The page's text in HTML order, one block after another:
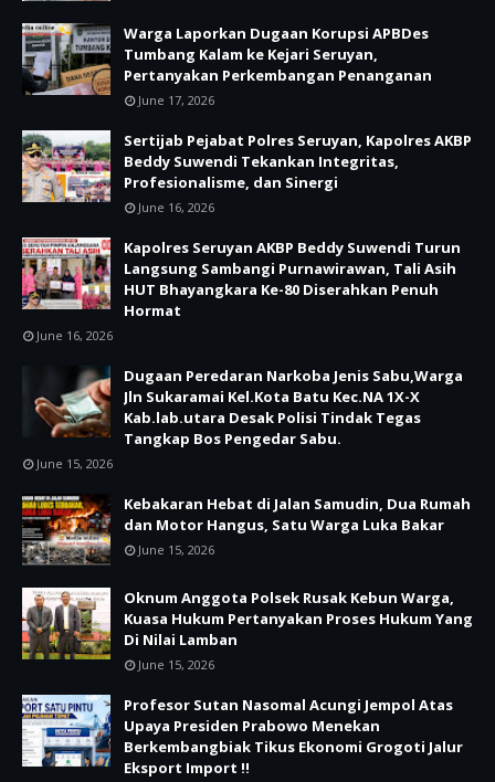
Warga Laporkan Dugaan Korupsi APBDes
Tumbang Kalam ke Kejari Seruyan,
Pertanyakan Perkembangan Penanganan
June 17, 2026
Sertijab Pejabat Polres Seruyan, Kapolres AKBP
Beddy Suwendi Tekankan Integritas,
Profesionalisme, dan Sinergi
June 16, 2026
Kapolres Seruyan AKBP Beddy Suwendi Turun
Langsung Sambangi Purnawirawan, Tali Asih
HUT Bhayangkara Ke-80 Diserahkan Penuh
Hormat
June 16, 2026
Dugaan Peredaran Narkoba Jenis Sabu,Warga
Jln Sukaramai Kel.Kota Batu Kec.NA 1X-X
Kab.lab.utara Desak Polisi Tindak Tegas
Tangkap Bos Pengedar Sabu.
June 15, 2026
Kebakaran Hebat di Jalan Samudin, Dua Rumah
dan Motor Hangus, Satu Warga Luka Bakar
June 15, 2026
Oknum Anggota Polsek Rusak Kebun Warga,
Kuasa Hukum Pertanyakan Proses Hukum Yang
Di Nilai Lamban
June 15, 2026
Profesor Sutan Nasomal Acungi Jempol Atas
Upaya Presiden Prabowo Menekan
Berkembangbiak Tikus Ekonomi Grogoti Jalur
Eksport Import !!